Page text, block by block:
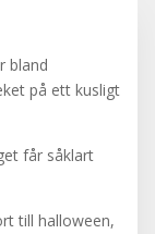
bland
på ett kusligt
får såklart
till halloween,